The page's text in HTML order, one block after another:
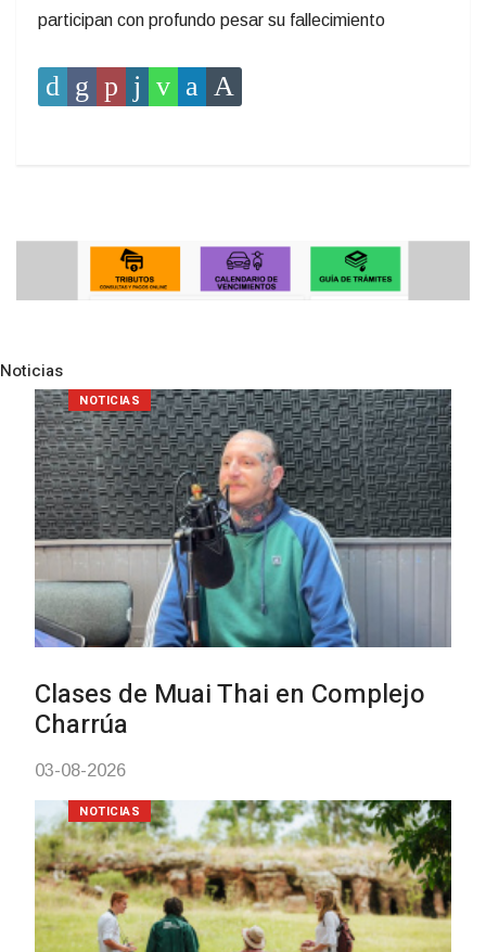
participan con profundo pesar su fallecimiento
Noticias
Clases de Muai Thai en Complejo
Charrúa
03-08-2026
NOTICIAS
NOTICIAS